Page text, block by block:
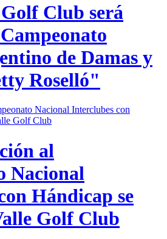
Club será
de Damas y
Roselló"
al
Nacional
Hándicap se
Golf Club